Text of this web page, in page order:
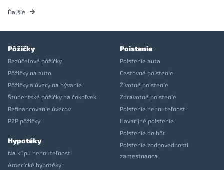
Ďalšie
Pôžičky
Bezúčelové pôžičky
Pôžičky na auto
Pôžičky a úvery na bývanie
Študentské pôžičky na čokoľvek
Refinancovanie úverov
P2P pôžičky
Hypotéky
Na kúpu nehnuteľnosti
Americké hypotéky
Poistenie
Poistenie auta
Cestovné poistenie
Životné poistenie
Zdravotné poistenie
Poistenie nehnuteľnosti
Havarijné poistenie
Poistenie do hôr
Poistenie zodpovednosti
zamestnanca